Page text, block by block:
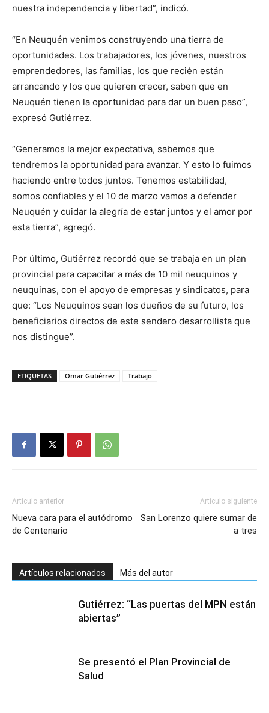
nuestra independencia y libertad”, indicó.
“En Neuquén venimos construyendo una tierra de
oportunidades. Los trabajadores, los jóvenes, nuestros
emprendedores, las familias, los que recién están
arrancando y los que quieren crecer, saben que en
Neuquén tienen la oportunidad para dar un buen paso”,
expresó Gutiérrez.
“Generamos la mejor expectativa, sabemos que
tendremos la oportunidad para avanzar. Y esto lo fuimos
haciendo entre todos juntos. Tenemos estabilidad,
somos confiables y el 10 de marzo vamos a defender
Neuquén y cuidar la alegría de estar juntos y el amor por
esta tierra”, agregó.
Por último, Gutiérrez recordó que se trabaja en un plan
provincial para capacitar a más de 10 mil neuquinos y
neuquinas, con el apoyo de empresas y sindicatos, para
que: “Los Neuquinos sean los dueños de su futuro, los
beneficiarios directos de este sendero desarrollista que
nos distingue”.
ETIQUETAS Omar Gutiérrez Trabajo
Artículo anterior
Nueva cara para el autódromo
de Centenario
Artículo siguiente
San Lorenzo quiere sumar de
a tres
Artículos relacionados Más del autor
Gutiérrez: “Las puertas del MPN están
abiertas”
Se presentó el Plan Provincial de
Salud